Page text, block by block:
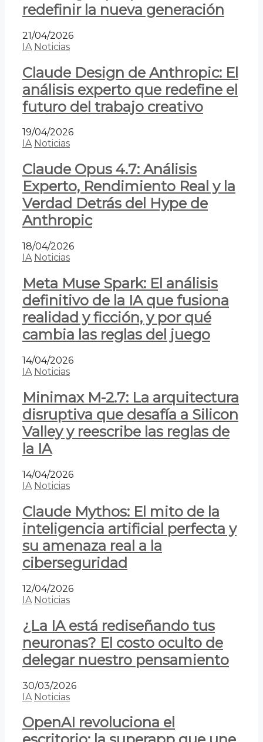
redefinir la nueva generación
21/04/2026
IA Noticias
Claude Design de Anthropic: El
análisis experto que redefine el
futuro del trabajo creativo
19/04/2026
IA Noticias
Claude Opus 4.7: Análisis
Experto, Rendimiento Real y la
Verdad Detrás del Hype de
Anthropic
18/04/2026
IA Noticias
Meta Muse Spark: El análisis
definitivo de la IA que fusiona
realidad y ficción, y por qué
cambia las reglas del juego
14/04/2026
IA Noticias
Minimax M-2.7: La arquitectura
disruptiva que desafía a Silicon
Valley y reescribe las reglas de
la IA
14/04/2026
IA Noticias
Claude Mythos: El mito de la
inteligencia artificial perfecta y
su amenaza real a la
ciberseguridad
12/04/2026
IA Noticias
¿La IA está rediseñando tus
neuronas? El costo oculto de
delegar nuestro pensamiento
30/03/2026
IA Noticias
OpenAI revoluciona el